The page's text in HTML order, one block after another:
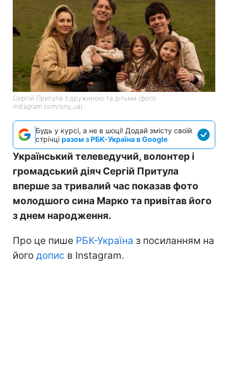
Сергій Притула з дружиною та дітьми (фото:
instagram.com/siriy_ua)
Будь у курсі, а не в шоці! Додай змісту своїй
стрічці разом з РБК-Україна в Google
Український телеведучий, волонтер і
громадський діяч Сергій Притула
вперше за тривалий час показав фото
молодшого сина Марко та привітав його
з днем народження.
Про це пише РБК-Україна з посиланням на
його допис в Instagram.